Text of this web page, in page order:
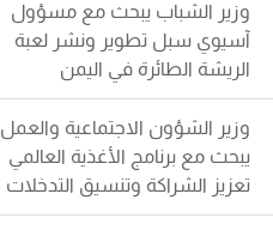
وزير الشباب يبحث مع مسؤول
آسيوي سبل تطوير ونشر لعبة
الريشة الطائرة في اليمن
وزير الشؤون الاجتماعية والعمل
يبحث مع برنامج الأغذية العالمي
تعزيز الشراكة وتنسيق التدخلات